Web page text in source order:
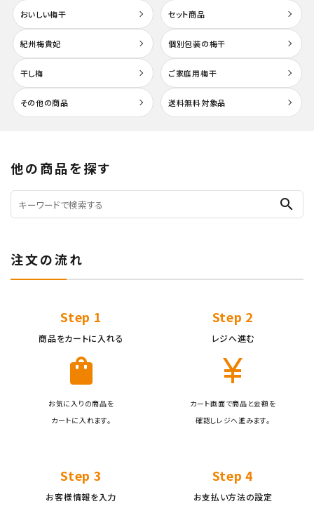
おいしい梅干 セット商品
紀州梅貴妃 個別包装の梅干
干し梅 ご家庭用梅干
その他の商品 送料無料対象品
他の商品を探す
search
キーワード
カテゴリー
検索する
注文の流れ
Step 1
商品をカートに入れる
shopping_bag
お気に入りの商品を
カートに入れます。
Step 2
レジへ進む
currency_yen
カート画面で商品と金額を
確認しレジへ進みます。
Step 3
お客様情報を入力
Step 4
お支払い方法の設定